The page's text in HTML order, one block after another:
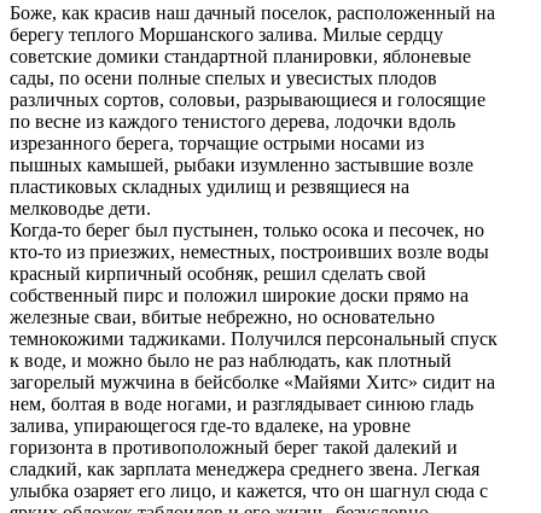
Боже, как красив наш дачный поселок, расположенный на
берегу теплого Моршанского залива. Милые сердцу
советские домики стандартной планировки, яблоневые
сады, по осени полные спелых и увесистых плодов
различных сортов, соловьи, разрывающиеся и голосящие
по весне из каждого тенистого дерева, лодочки вдоль
изрезанного берега, торчащие острыми носами из
пышных камышей, рыбаки изумленно застывшие возле
пластиковых складных удилищ и резвящиеся на
мелководье дети.
Когда-то берег был пустынен, только осока и песочек, но
кто-то из приезжих, неместных, построивших возле воды
красный кирпичный особняк, решил сделать свой
собственный пирс и положил широкие доски прямо на
железные сваи, вбитые небрежно, но основательно
темнокожими таджиками. Получился персональный спуск
к воде, и можно было не раз наблюдать, как плотный
загорелый мужчина в бейсболке «Майями Хитс» сидит на
нем, болтая в воде ногами, и разглядывает синюю гладь
залива, упирающегося где-то вдалеке, на уровне
горизонта в противоположный берег такой далекий и
сладкий, как зарплата менеджера среднего звена. Легкая
улыбка озаряет его лицо, и кажется, что он шагнул сюда с